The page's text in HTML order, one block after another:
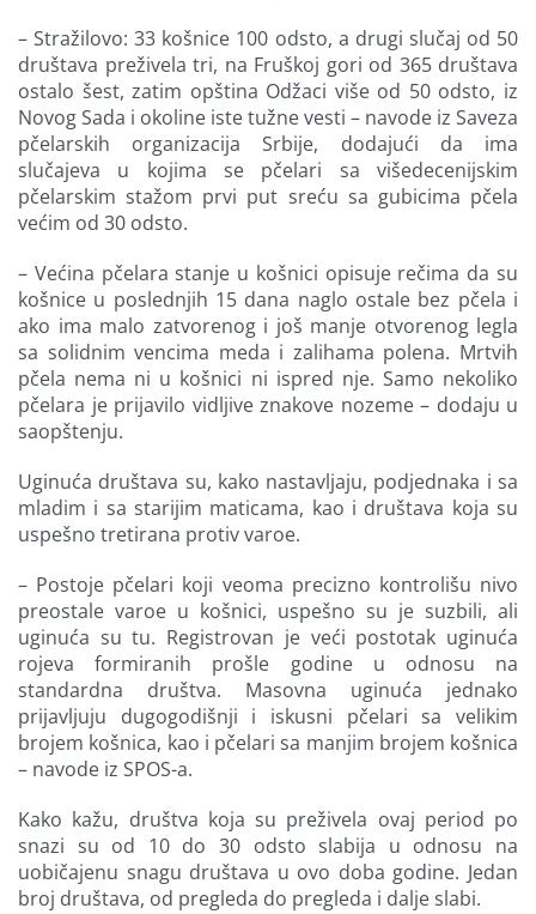
– Stražilovo: 33 košnice 100 odsto, a drugi slučaj od 50
društava preživela tri, na Fruškoj gori od 365 društava
ostalo šest, zatim opština Odžaci više od 50 odsto, iz
Novog Sada i okoline iste tužne vesti – navode iz Saveza
pčelarskih organizacija Srbije, dodajući da ima
slučajeva u kojima se pčelari sa višedecenijskim
pčelarskim stažom prvi put sreću sa gubicima pčela
većim od 30 odsto.
– Većina pčelara stanje u košnici opisuje rečima da su
košnice u poslednjih 15 dana naglo ostale bez pčela i
ako ima malo zatvorenog i još manje otvorenog legla
sa solidnim vencima meda i zalihama polena. Mrtvih
pčela nema ni u košnici ni ispred nje. Samo nekoliko
pčelara je prijavilo vidljive znakove nozeme – dodaju u
saopštenju.
Uginuća društava su, kako nastavljaju, podjednaka i sa
mladim i sa starijim maticama, kao i društava koja su
uspešno tretirana protiv varoe.
– Postoje pčelari koji veoma precizno kontrolišu nivo
preostale varoe u košnici, uspešno su je suzbili, ali
uginuća su tu. Registrovan je veći postotak uginuća
rojeva formiranih prošle godine u odnosu na
standardna društva. Masovna uginuća jednako
prijavljuju dugogodišnji i iskusni pčelari sa velikim
brojem košnica, kao i pčelari sa manjim brojem košnica
– navode iz SPOS-a.
Kako kažu, društva koja su preživela ovaj period po
snazi su od 10 do 30 odsto slabija u odnosu na
uobičajenu snagu društava u ovo doba godine. Jedan
broj društava, od pregleda do pregleda i dalje slabi.